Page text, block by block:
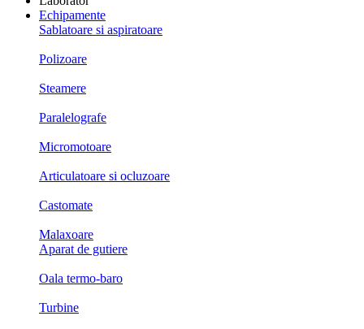
Echipamente
Sablatoare si aspiratoare
Polizoare
Steamere
Paralelografe
Micromotoare
Articulatoare si ocluzoare
Castomate
Malaxoare
Aparat de gutiere
Oala termo-baro
Turbine